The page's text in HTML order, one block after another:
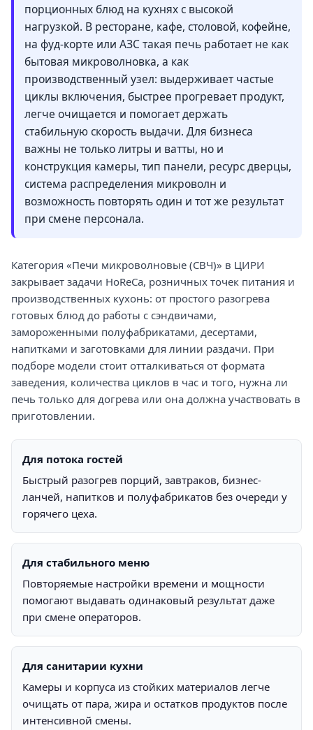
порционных блюд на кухнях с высокой
нагрузкой. В ресторане, кафе, столовой, кофейне,
на фуд-корте или АЗС такая печь работает не как
бытовая микроволновка, а как
производственный узел: выдерживает частые
циклы включения, быстрее прогревает продукт,
легче очищается и помогает держать
стабильную скорость выдачи. Для бизнеса
важны не только литры и ватты, но и
конструкция камеры, тип панели, ресурс дверцы,
система распределения микроволн и
возможность повторять один и тот же результат
при смене персонала.
Категория «Печи микроволновые (СВЧ)» в ЦИРИ
закрывает задачи HoReCa, розничных точек питания и
производственных кухонь: от простого разогрева
готовых блюд до работы с сэндвичами,
замороженными полуфабрикатами, десертами,
напитками и заготовками для линии раздачи. При
подборе модели стоит отталкиваться от формата
заведения, количества циклов в час и того, нужна ли
печь только для догрева или она должна участвовать в
приготовлении.
Для потока гостей
Быстрый разогрев порций, завтраков, бизнес-
ланчей, напитков и полуфабрикатов без очереди у
горячего цеха.
Для стабильного меню
Повторяемые настройки времени и мощности
помогают выдавать одинаковый результат даже
при смене операторов.
Для санитарии кухни
Камеры и корпуса из стойких материалов легче
очищать от пара, жира и остатков продуктов после
интенсивной смены.